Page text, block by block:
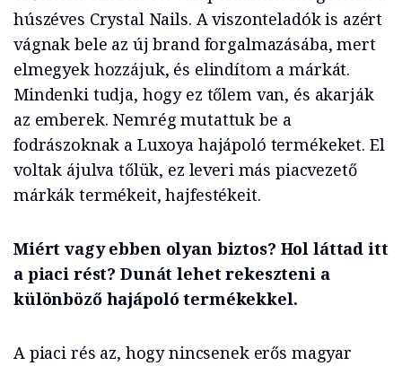
húszéves Crystal Nails. A viszonteladók is azért
vágnak bele az új brand forgalmazásába, mert
elmegyek hozzájuk, és elindítom a márkát.
Mindenki tudja, hogy ez tőlem van, és akarják
az emberek. Nemrég mutattuk be a
fodrászoknak a Luxoya hajápoló termékeket. El
voltak ájulva tőlük, ez leveri más piacvezető
márkák termékeit, hajfestékeit.
Miért vagy ebben olyan biztos? Hol láttad itt
a piaci rést? Dunát lehet rekeszteni a
különböző hajápoló termékekkel.
A piaci rés az, hogy nincsenek erős magyar